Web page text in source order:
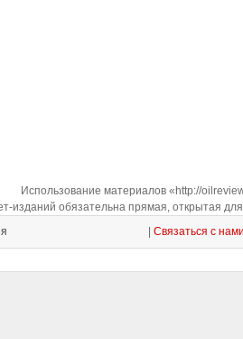
Использование материалов «http://
изданий обязательна прямая, открытая
Связаться с